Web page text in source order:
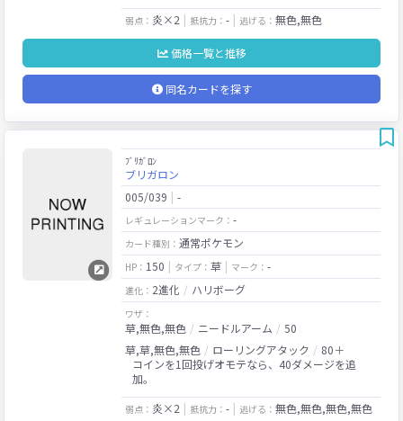
弱点： 炎×2 抵抗力： - 逃げる： 無色,無色
価格一覧と推移
同名カードを探す
ﾌﾞﾘｶﾞﾛﾝ
ブリガロン
005/039
-
レギュレーションマーク： -
カード種別： 通常ポケモン
HP： 150 タイプ： 草 マーク： -
進化： 2進化 ハリボーグ
ワザ：
草,無色,無色 ニードルアーム
50
草,草,無色,無色
ローリングアタック
80＋
コインを1回投げオモテなら、40ダメージを追
加。
弱点： 炎×2 抵抗力： - 逃げる： 無色,無色,無色,無色